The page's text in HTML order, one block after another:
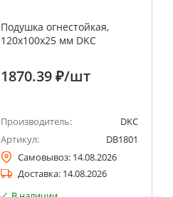
Подушка огнестойкая,
120х100х25 мм DKC
1870.39 ₽/шт
Производитель:
DKC
Артикул:
DB1801
Самовывоз: 14.08.2026
Доставка: 14.08.2026